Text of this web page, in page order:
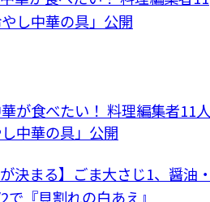
が食べたい！ 料理編集者11人
中華の具」公開